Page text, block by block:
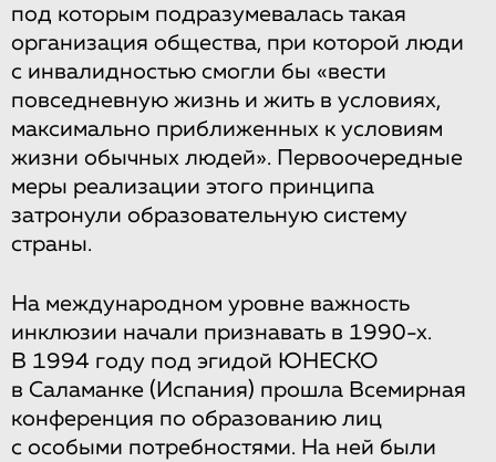
под которым подразумевалась такая
организация общества, при которой люди
с инвалидностью смогли бы «вести
повседневную жизнь и жить в условиях,
максимально приближенных к условиям
жизни обычных людей». Первоочередные
меры реализации этого принципа
затронули образовательную систему
страны.
На международном уровне важность
инклюзии начали признавать в 1990-х.
В 1994 году под эгидой ЮНЕСКО
в Саламанке (Испания) прошла Всемирная
конференция по образованию лиц
с особыми потребностями. На ней были